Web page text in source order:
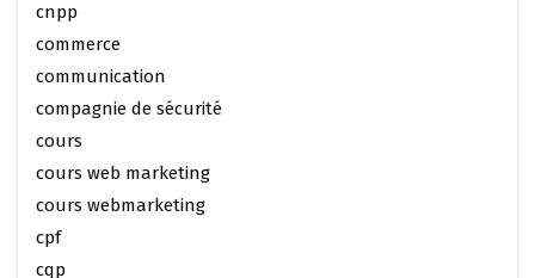
cnpp
commerce
communication
compagnie de sécurité
cours
cours web marketing
cours webmarketing
cpf
cqp